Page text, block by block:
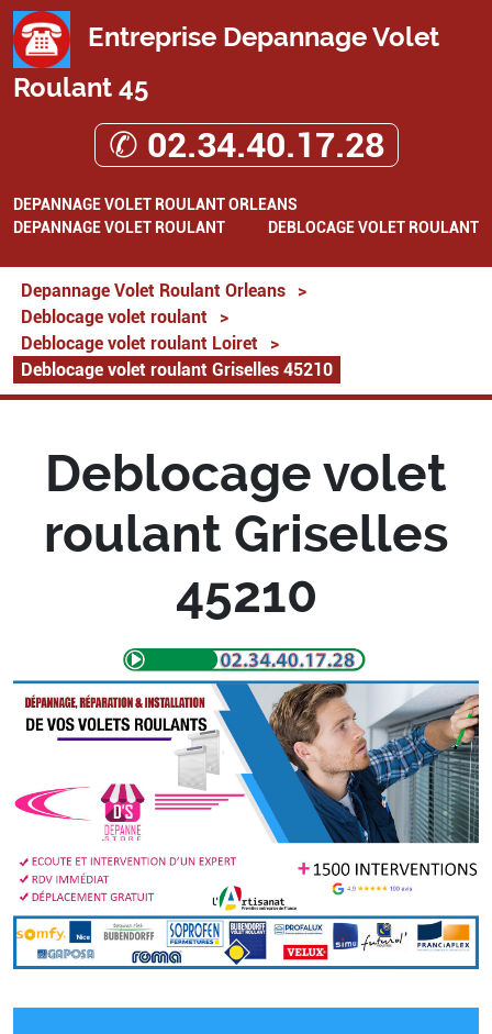
Entreprise Depannage Volet
Roulant 45
✆ 02.34.40.17.28
DEPANNAGE VOLET ROULANT ORLEANS
DEPANNAGE VOLET ROULANT
DEBLOCAGE VOLET ROULANT
Depannage Volet Roulant Orleans
>
Deblocage volet roulant
>
Deblocage volet roulant Loiret
>
Deblocage volet roulant Griselles 45210
Deblocage volet
roulant Griselles
45210